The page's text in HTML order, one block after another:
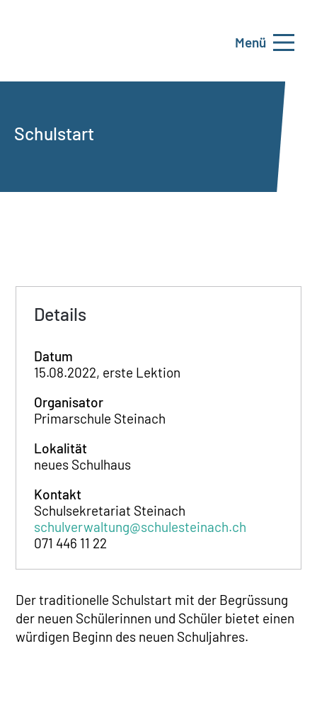
Menü
Schulstart
Details
Datum
15.08.2022, erste Lektion
Organisator
Primarschule Steinach
Lokalität
neues Schulhaus
Kontakt
Schulsekretariat Steinach
schulverwaltung@schulesteinach.ch
071 446 11 22
Der traditionelle Schulstart mit der Begrüssung
der neuen Schülerinnen und Schüler bietet einen
würdigen Beginn des neuen Schuljahres.